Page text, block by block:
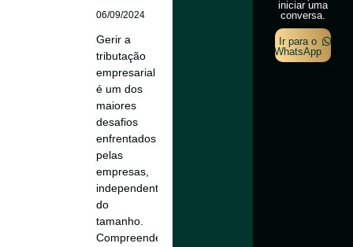
06/09/2024
Gerir a
tributação
empresarial
é um dos
maiores
desafios
enfrentados
pelas
empresas,
independentemente
do
tamanho.
Compreender
iniciar uma
conversa.
Ir para o
WhatsApp